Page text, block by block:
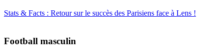
Stats & Facts : Retour sur le succès des Parisiens face à Lens !
Football masculin